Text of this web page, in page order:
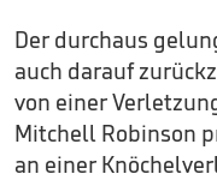
Der durchaus
auch darauf
von einer
Mitchell Robinson
an einer